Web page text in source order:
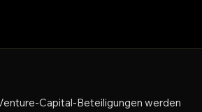
Capital-Beteiligungen werden